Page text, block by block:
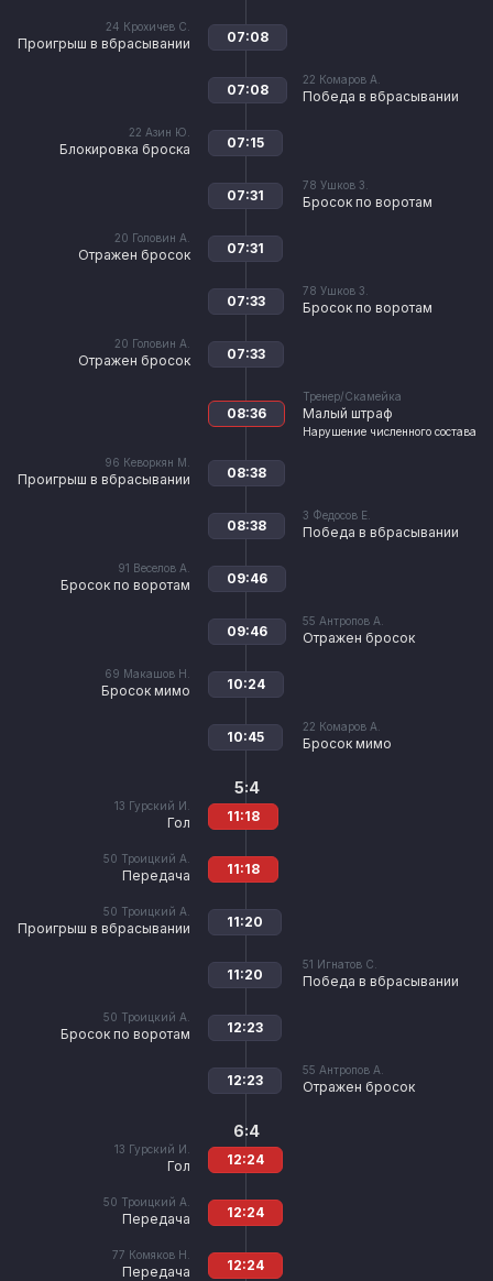
24 Крохичев С.
Проигрыш в вбрасывании 07:08
22 Комаров А.
Победа в вбрасывании
07:08
22 Азин Ю.
Блокировка броска 07:15
78 Ушков З.
Бросок по воротам
07:31
20 Головин А.
Отражен бросок 07:31
78 Ушков З.
Бросок по воротам
07:33
20 Головин А.
Отражен бросок 07:33
Тренер/Скамейка
Малый штраф
Нарушение численного состава
08:36
96 Кеворкян М.
Проигрыш в вбрасывании 08:38
3 Федосов Е.
Победа в вбрасывании
08:38
91 Веселов А.
Бросок по воротам 09:46
55 Антропов А.
Отражен бросок
09:46
69 Макашов Н.
Бросок мимо 10:24
22 Комаров А.
Бросок мимо
10:45
13 Гурский И.
Гол
5:4
11:18
50 Троицкий А.
Передача 11:18
50 Троицкий А.
Проигрыш в вбрасывании 11:20
51 Игнатов С.
Победа в вбрасывании
11:20
50 Троицкий А.
Бросок по воротам 12:23
55 Антропов А.
Отражен бросок
12:23
13 Гурский И.
Гол
6:4
12:24
50 Троицкий А.
Передача 12:24
77 Комяков Н.
Передача 12:24